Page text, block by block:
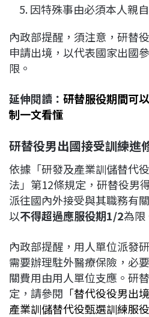
因特殊事由必須本人親
內政部提醒，須注意，研替
申請出境，以代表國家出國
限。
延伸閱讀： 研替服役期間可
制一文看懂
研替役男出國接受訓練進
依據「研發及產業訓儲替代
法」第12條規定，研替役男
派往國內外接受與其職務有
以不得超過應服役期1/2為限
內政部提醒，用人單位派發
需要辦理駐外醫療保險，必
關費用由用人單位支應。研
定，請參閱 「替代役役男出
產業訓儲替代役甄選訓練服役